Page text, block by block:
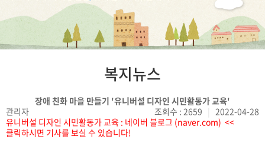
복지뉴스
장애 친화 마을 만들기 '유니버설 디자인 시민활동가 교육'
관리자
조회수 : 2659
2022-04-28
유니버설 디자인 시민활동가 교육 : 네이버 블로그 (naver.com) <<
클릭하시면 기사를 보실 수 있습니다!